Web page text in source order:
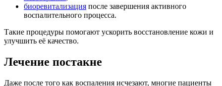
биоревитализация после завершения активного
воспалительного процесса.
Такие процедуры помогают ускорить восстановление кожи и
улучшить её качество.
Лечение постакне
Даже после того как воспаления исчезают, многие пациенты